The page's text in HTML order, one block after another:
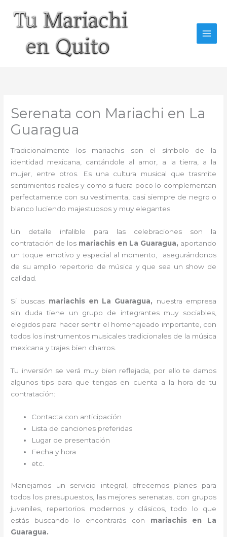
contenido
Serenata con Mariachi en La
Guaragua
Tradicionalmente los mariachis son el símbolo de la
identidad mexicana, cantándole al amor, a la tierra, a la
mujer, entre otros. Es una cultura musical que trasmite
sentimientos reales y como si fuera poco lo complementan
perfectamente con su vestimenta, casi siempre de negro o
blanco luciendo majestuosos y muy elegantes.
Un detalle infalible para las celebraciones son la
contratación de los mariachis en La Guaragua, aportando
un toque emotivo y especial al momento, asegurándonos
de su amplio repertorio de música y que sea un show de
calidad.
Si buscas mariachis en La Guaragua, nuestra empresa
sin duda tiene un grupo de integrantes muy sociables,
elegidos para hacer sentir el homenajeado importante, con
todos los instrumentos musicales tradicionales de la música
mexicana y trajes bien charros.
Tu inversión se verá muy bien reflejada, por ello te damos
algunos tips para que tengas en cuenta a la hora de tu
contratación:
Contacta con anticipación
Lista de canciones preferidas
Lugar de presentación
Fecha y hora
etc.
Manejamos un servicio integral, ofrecemos planes para
todos los presupuestos, las mejores serenatas, con grupos
juveniles, repertorios modernos y clásicos, todo lo que
estás buscando lo encontrarás con mariachis en La
Guaragua.